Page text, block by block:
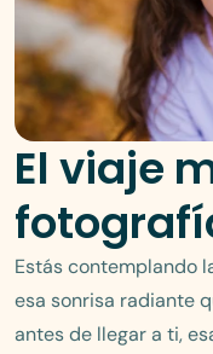
El viaje
Estás contemplando
esa sonrisa radiante
antes de llegar a ti,